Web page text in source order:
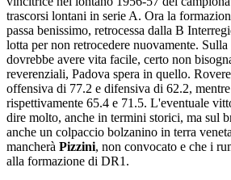
trascorsi lontani in serie A. Ora la
passa benissimo, retrocessa dalla B
lotta per non retrocedere nuovamente.
dovrebbe avere vita facile, certo non
reverenziali, Padova spera in quello.
offensiva di 77.2 e difensiva di 62.2,
rispettivamente 65.4 e 71.5. L'eventuale
dire molto, anche in termini storici, ma sul
anche un colpaccio bolzanino in terra
mancherà Pizzini, non convocato e che i
alla formazione di DR1.